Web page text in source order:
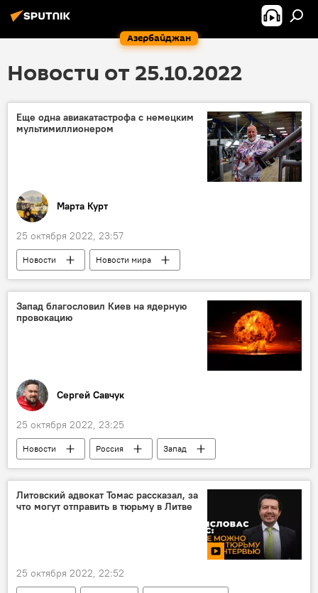
Азербайджан
Новости от 25.10.2022
Еще одна авиакатастрофа с немецким
мультимиллионером
Марта Курт
25 октября 2022, 23:57
Новости
Новости мира
Интересное
Германия
авиакатастрофа
Запад благословил Киев на ядерную
провокацию
Сергей Савчук
25 октября 2022, 23:25
Новости Россия
Запад
НАТО
ядерное оружие
"грязная бомба"
Колумнисты
Литовский адвокат Томас рассказал, за
что могут отправить в тюрьму в Литве
25 октября 2022, 22:52